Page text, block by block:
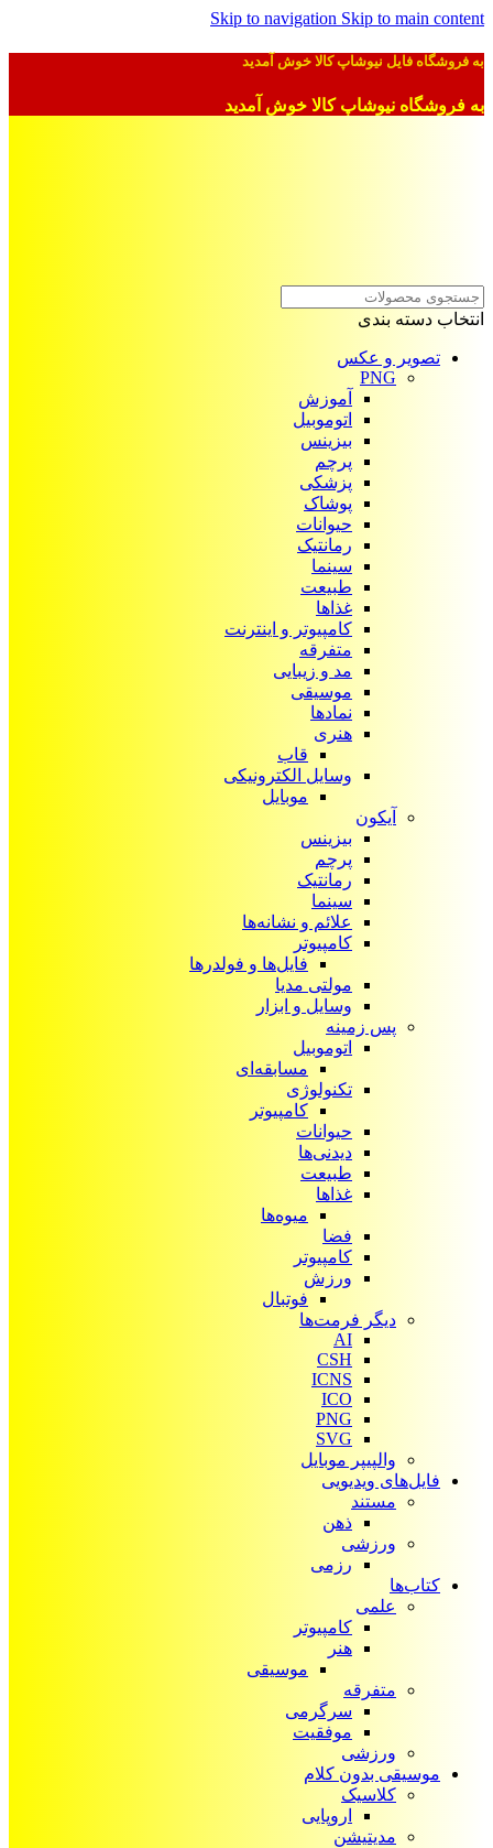
Skip to navigation Skip to main content
به فروشگاه فایل نیوشاپ کالا خوش آمدید
به فروشگاه نیوشاپ کالا خوش آمدید
انتخاب دسته بندی
تصویر و عکس
PNG
آموزش
اتوموبیل
بیزینس
پرچم
پزشکی
پوشاک
حیوانات
رمانتیک
سینما
طبیعت
غذاها
کامپیوتر و اینترنت
متفرقه
مد و زیبایی
موسیقی
نمادها
هنری
قاب
وسایل الکترونیکی
موبایل
آیکون‌
بیزینس
پرچم
رمانتیک
سینما
علائم و نشانه‌ها
کامپیوتر
فایل‌ها و فولدرها
مولتی مدیا
وسایل و ابزار
پس زمینه
اتوموبیل
مسابقه‌ای
تکنولوژی
کامپیوتر
حیوانات
دیدنی‌ها
طبیعت
غذاها
میوه‌ها
فضا
کامپیوتر
ورزش
فوتبال
دیگر فرمت‌ها
AI
CSH
ICNS
ICO
PNG
SVG
والپیپر موبایل
فایل‌های ویدیویی
مستند
ذهن
ورزشی
رزمی
کتاب‌ها
علمی
کامپیوتر
هنر
موسیقی
متفرقه
سرگرمی
موفقیت
ورزشی
موسیقی بدون کلام
کلاسیک
اروپایی
مدیتیشن